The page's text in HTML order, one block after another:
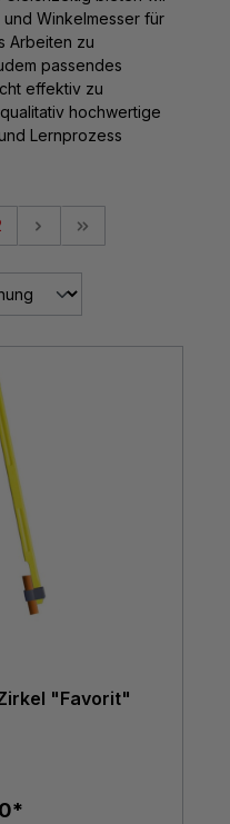
Winkelmesser für
Arbeiten zu
passendes
effektiv zu
hochwertige
Lernprozess
"Favorit"